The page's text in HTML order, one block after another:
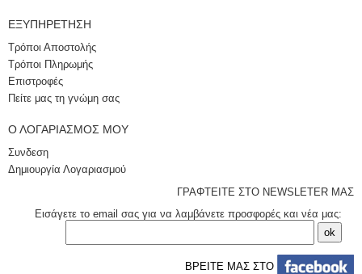
ΕΞΥΠΗΡΈΤΗΣΗ
Τρόποι Αποστολής
Τρόποι Πληρωμής
Επιστροφές
Πείτε μας τη γνώμη σας
Ο ΛΟΓΑΡΙΑΣΜΌΣ ΜΟΥ
Συνδεση
Δημιουργία Λογαριασμού
ΓΡΑΦΤΕΙΤΕ ΣΤΟ NEWSLETER ΜΑΣ
Εισάγετε το email σας για να λαμβάνετε προσφορές και νέα μας:
ΒΡΕΙΤΕ ΜΑΣ ΣΤΟ